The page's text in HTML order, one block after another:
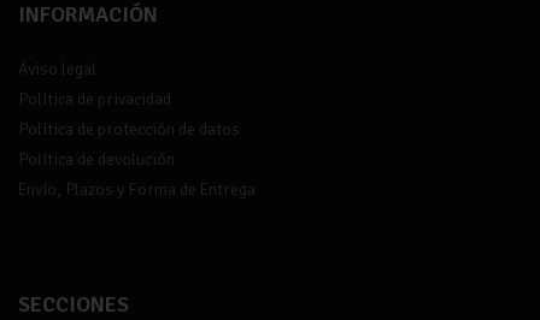
INFORMACIÓN
Aviso legal
Política de privacidad
Política de protección de datos
Política de devolución
Envío, Plazos y Forma de Entrega
SECCIONES